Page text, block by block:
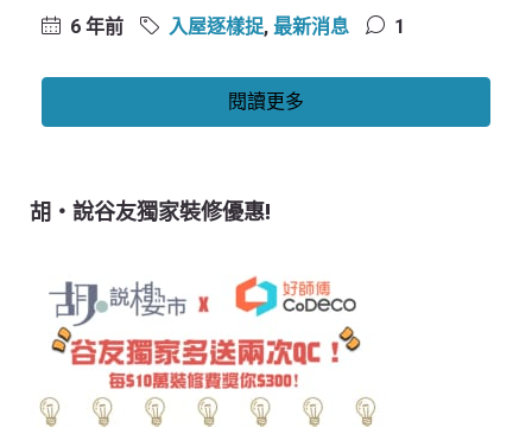
6 年前 入屋逐樣捉, 最新消息 1
閱讀更多
胡‧說谷友獨家裝修優惠!